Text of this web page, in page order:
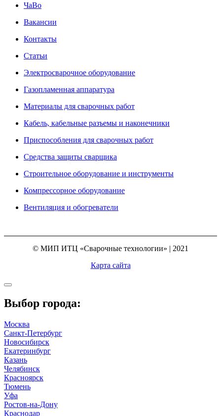
ЧаВо
Вакансии
Контакты
Статьи
Электросварочное оборудование
Газопламенная аппаратура
Материалы для сварочных работ
Кабель, кабельные разъемы и наконечники
Приспособления для сварочных работ
Средства защиты сварщика
Строительное оборудование и инструменты
Компрессорное оборудование
Вентиляция и обогреватели
© МИП ИТЦ «Сварочные технологии» | 2021
Карта сайта
Выбор города:
Москва
Санкт-Петербург
Новосибирск
Екатеринбург
Казань
Челябинск
Красноярск
Тюмень
Уфа
Ростов-на-Дону
Краснодар